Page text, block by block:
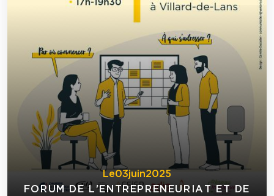
Le03juin2025
FORUM DE L'ENTREPRENEURIAT ET DE